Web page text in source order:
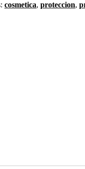
cosmetica, proteccion,